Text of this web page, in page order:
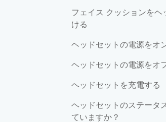
フェイス クッションをヘ
ける
ヘッドセットの電源をオ
ヘッドセットの電源をオ
ヘッドセットを充電する
ヘッドセットのステータ
ていますか？